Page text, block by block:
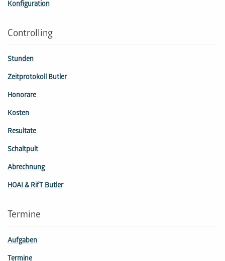
Konfiguration
Controlling
Stunden
Zeitprotokoll Butler
Honorare
Kosten
Resultate
Schaltpult
Abrechnung
HOAI & RifT Butler
Termine
Aufgaben
Termine